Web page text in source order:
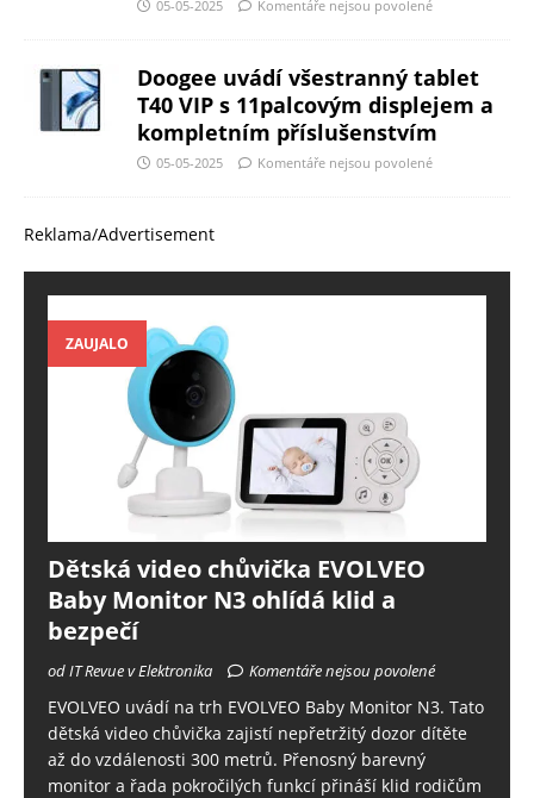
05-05-2025 Komentáře nejsou povolené
Doogee uvádí všestranný tablet
T40 VIP s 11palcovým displejem a
kompletním příslušenstvím
05-05-2025 Komentáře nejsou povolené
Reklama/Advertisement
ZAUJALO
Dětská video chůvička EVOLVEO
Baby Monitor N3 ohlídá klid a
bezpečí
od IT Revue v Elektronika Komentáře nejsou povolené
EVOLVEO uvádí na trh EVOLVEO Baby Monitor N3. Tato
dětská video chůvička zajistí nepřetržitý dozor dítěte
až do vzdálenosti 300 metrů. Přenosný barevný
monitor a řada pokročilých funkcí přináší klid rodičům